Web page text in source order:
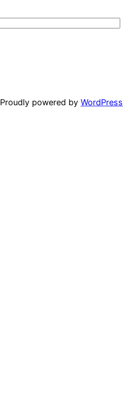
Proudly powered by WordPress